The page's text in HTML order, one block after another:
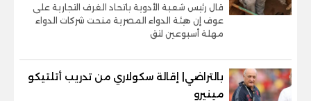
قال رئيس شعبة الأدوية باتحاد الغرف التجارية على
عوف إن هيئة الدواء المصرية منحت شركات الدواء
مهلة أسبوعين لتق
بالتراضي| إقالة سكولاري من تدريب أتلتيكو
مينيرو